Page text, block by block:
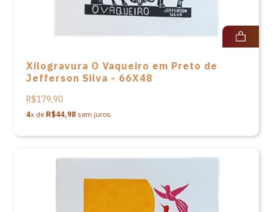
Xilogravura O Vaqueiro em Preto de
Jefferson Silva - 66X48
R$179,90
4x de R$44,98 sem juros